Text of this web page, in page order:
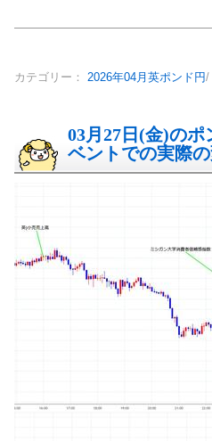
カテゴリー： 2026年04月英ポンド円/
03月27日(金)の
ベントでの実際